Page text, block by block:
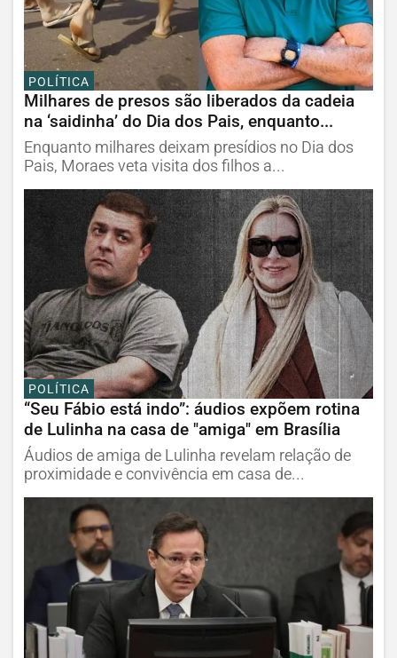
POLÍTICA
Milhares de presos são liberados da cadeia
na ‘saidinha’ do Dia dos Pais, enquanto...
Enquanto milhares deixam presídios no Dia dos
Pais, Moraes veta visita dos filhos a...
POLÍTICA
“Seu Fábio está indo”: áudios expõem rotina
de Lulinha na casa de "amiga" em Brasília
Áudios de amiga de Lulinha revelam relação de
proximidade e convivência em casa de...